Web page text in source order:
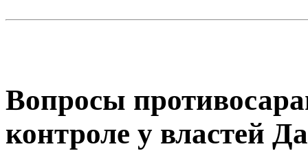
Вопросы
контроле у властей